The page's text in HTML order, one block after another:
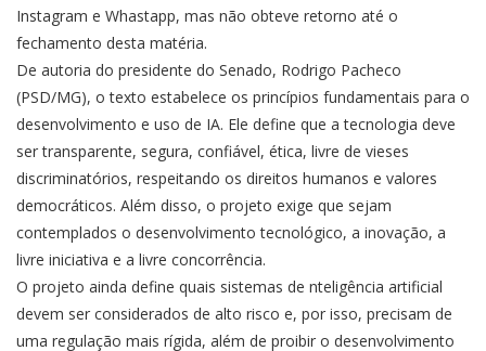
Instagram e Whastapp, mas não obteve retorno até o
fechamento desta matéria.
De autoria do presidente do Senado, Rodrigo Pacheco
(PSD/MG), o texto estabelece os princípios fundamentais para o
desenvolvimento e uso de IA. Ele define que a tecnologia deve
ser transparente, segura, confiável, ética, livre de vieses
discriminatórios, respeitando os direitos humanos e valores
democráticos. Além disso, o projeto exige que sejam
contemplados o desenvolvimento tecnológico, a inovação, a
livre iniciativa e a livre concorrência.
O projeto ainda define quais sistemas de nteligência artificial
devem ser considerados de alto risco e, por isso, precisam de
uma regulação mais rígida, além de proibir o desenvolvimento